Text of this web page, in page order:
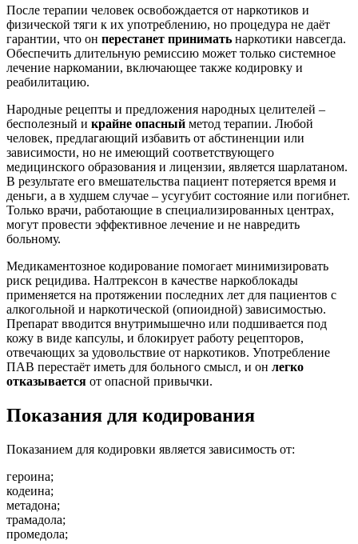
После терапии человек освобождается от наркотиков и
физической тяги к их употреблению, но процедура не даёт
гарантии, что он перестанет принимать наркотики навсегда.
Обеспечить длительную ремиссию может только системное
лечение наркомании, включающее также кодировку и
реабилитацию.
Народные рецепты и предложения народных целителей –
бесполезный и крайне опасный метод терапии. Любой
человек, предлагающий избавить от абстиненции или
зависимости, но не имеющий соответствующего
медицинского образования и лицензии, является шарлатаном.
В результате его вмешательства пациент потеряется время и
деньги, а в худшем случае – усугубит состояние или погибнет.
Только врачи, работающие в специализированных центрах,
могут провести эффективное лечение и не навредить
больному.
Медикаментозное кодирование помогает минимизировать
риск рецидива. Налтрексон в качестве наркоблокады
применяется на протяжении последних лет для пациентов с
алкогольной и наркотической (опиоидной) зависимостью.
Препарат вводится внутримышечно или подшивается под
кожу в виде капсулы, и блокирует работу рецепторов,
отвечающих за удовольствие от наркотиков. Употребление
ПАВ перестаёт иметь для больного смысл, и он легко
отказывается от опасной привычки.
Показания для кодирования
Показанием для кодировки является зависимость от:
героина;
кодеина;
метадона;
трамадола;
промедола;